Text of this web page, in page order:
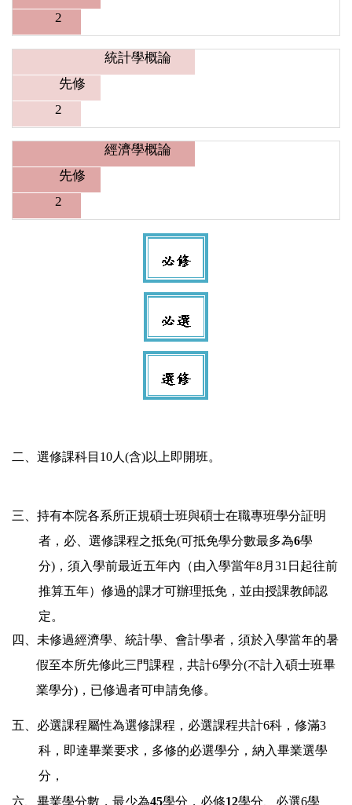
2
統計學概論
先修
2
經濟學概論
先修
2
二、選修課科目10人(含)以上即開班。
三、持有本院各系所正規碩士班與碩士在職專班學分証明
者，必、選修課程之抵免(可抵免學分數最多為6學
分)，須入學前最近五年內（由入學當年8月 31 日 起往前
推算五年）修過的課才可辦理抵免，並由授課教師認
定。
四、 未修過經濟學、統計學、會計學者，須於入學當年的暑
假至本所先修此三門課程，共計6學分(不計入碩士班畢
業學分)，已修過者可申請免修。
五、必選課程屬性為選修課程，必選課程共計6科，修滿3
科，即達畢業要求，多修的必選學分，納入畢業選學
分，
六、畢業學分數，最少為45學分 ，必修12學分、必選6學